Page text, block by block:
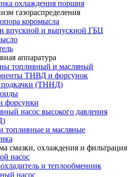
охлаждения поршня
газораспределения
коромысла
впускной и выпускной ГБЦ
аппаратура
топливный и масляный
ТНВД и форсунок
подкачки (ТННД)
форсунки
насос высокого давления
топливные и масляные
смазки, охлаждения и фильтрация
насос
и теплообменник
насос